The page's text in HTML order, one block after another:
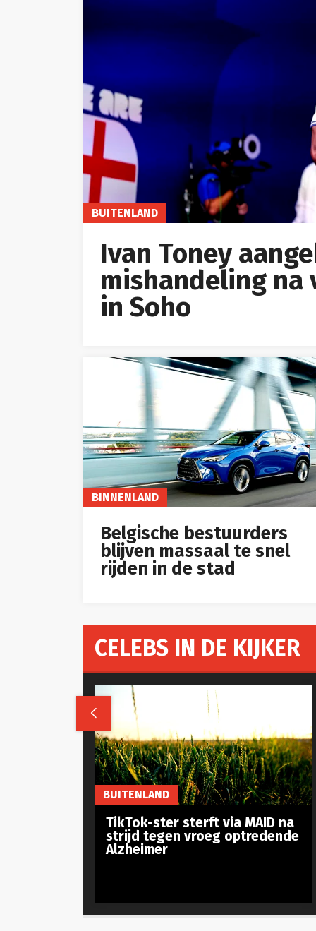
BUITENLAND
Ivan Toney
mishandeling
in Soho
BINNENLAND
Belgische bestuurders
blijven massaal te snel
rijden in de stad
CELEBS IN DE KIJKER

BUITENLAND
TikTok-ster sterft via MAID na
strijd tegen vroeg optredende
Alzheimer